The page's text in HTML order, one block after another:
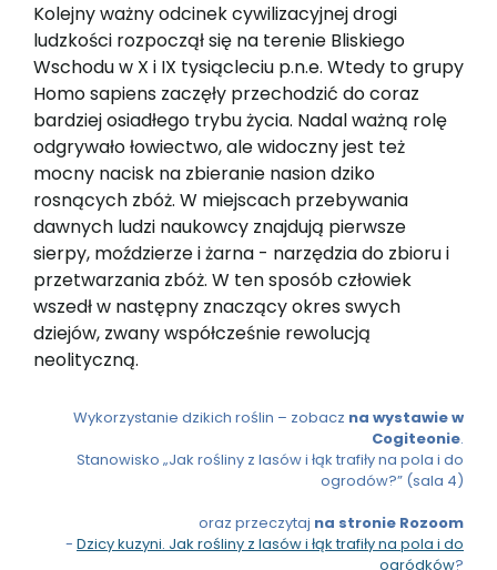
Kolejny ważny odcinek cywilizacyjnej drogi
ludzkości rozpoczął się na terenie Bliskiego
Wschodu w X i IX tysiącleciu p.n.e. Wtedy to grupy
Homo sapiens zaczęły przechodzić do coraz
bardziej osiadłego trybu życia. Nadal ważną rolę
odgrywało łowiectwo, ale widoczny jest też
mocny nacisk na zbieranie nasion dziko
rosnących zbóż. W miejscach przebywania
dawnych ludzi naukowcy znajdują pierwsze
sierpy, moździerze i żarna - narzędzia do zbioru i
przetwarzania zbóż. W ten sposób człowiek
wszedł w następny znaczący okres swych
dziejów, zwany współcześnie rewolucją
neolityczną.
Wykorzystanie dzikich roślin – zobacz na wystawie w
Cogiteonie.
Stanowisko „Jak rośliny z lasów i łąk trafiły na pola i do
ogrodów?” (sala 4)
oraz przeczytaj na stronie Rozoom
- Dzicy kuzyni. Jak rośliny z lasów i łąk trafiły na pola i do
ogródków?